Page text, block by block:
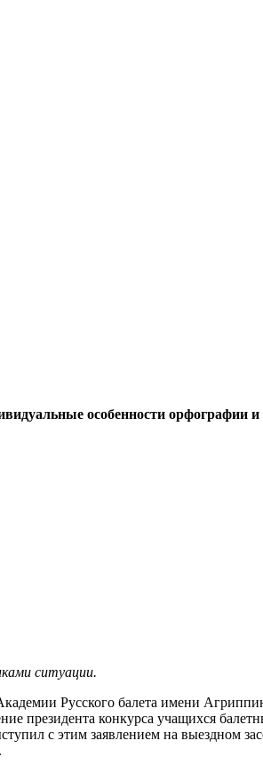
особенности орфографии
ситуации.
Русского балета имени
президента конкурса учащихся
с этим заявлением на выездном